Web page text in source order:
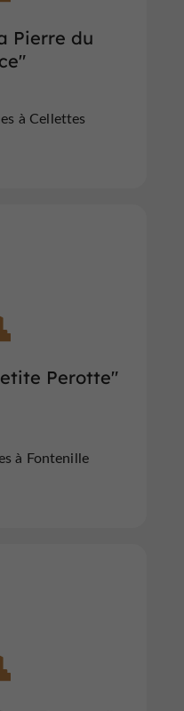
Pierre du
à Cellettes
Perotte"
à Fontenille